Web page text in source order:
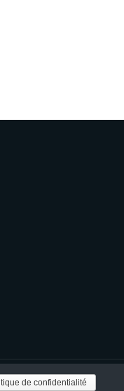
de confidentialité